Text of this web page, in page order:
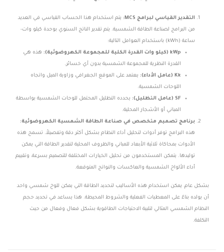
التقدير القياسي لبرامج MCS: يتم استخدام هذا الحساب القياسي في العديد
من البرامج لصناعة الطاقة الشمسية. يتم تقدير الناتج السنوي بوحدة كيلو وات-
ساعة (kWh) باستخدام العوامل التالية:
kWp (كيلو وات القدرة الكلية للمجموعة الكهروضوئية): هذه هي
القدرة النظرية للمجموعة الشمسية بدون أي خسائر.
Kk (عامل الأداء): يعتمد على الموقع الجغرافي وزاوية الميل واتجاه
اللوحات الشمسية.
SF (عامل التظليل): يحدده التظليل المحتمل للوحات الشمسية بواسطة
المباني أو الأشجار المحلية.
برنامج تصميم متخصص في صناعة الطاقة الشمسية الكهروضوئية:
هذه البرامج توفر أدوات لتحليل أداء النظام بشكل أكثر دقة وتفصيلاً. تسمح هذه
الأدوات بمحاكاة ثلاثية الأبعاد للمباني والظروف المحلية لتقدير الطاقة التي يمكن
توليدها. يتمكن المستخدمون من تحليل الخيارات المختلفة للتصميم بسرعة، وتقييم
أداء الألواح الشمسية والعاكسات والنواتج المتوقعة.
بشكل عام، يمكن استخدام هذه الأساليب لتحديد الطاقة التي يمكن للوح شمسي واحد
أن يولده بناءً على المعطيات الفعلية والشروط المحيطة. هذا يساعد في تحديد حجم
النظام الشمسي المثالي لتلبية الاحتياجات الطاقوية بشكل فعال وفعال من حيث
التكلفة.